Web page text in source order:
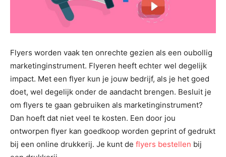
Flyers worden vaak ten onrechte gezien als een oubollig
marketinginstrument. Flyeren heeft echter wel degelijk
impact. Met een flyer kun je jouw bedrijf, als je het goed
doet, wel degelijk onder de aandacht brengen. Besluit je
om flyers te gaan gebruiken als marketinginstrument?
Dan hoeft dat niet veel te kosten. Een door jou
ontworpen flyer kan goedkoop worden geprint of gedrukt
bij een online drukkerij. Je kunt de flyers bestellen bij